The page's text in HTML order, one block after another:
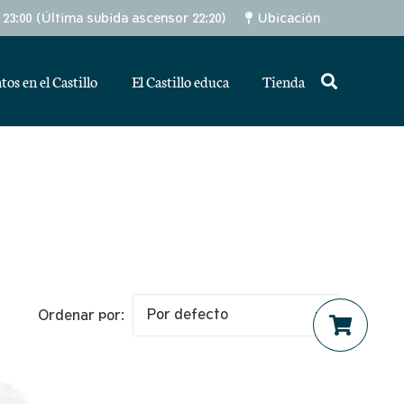
23:00 (Última subida ascensor 22:20) Ubicación
en el Castillo El Castillo educa Tienda
Ordenar por: